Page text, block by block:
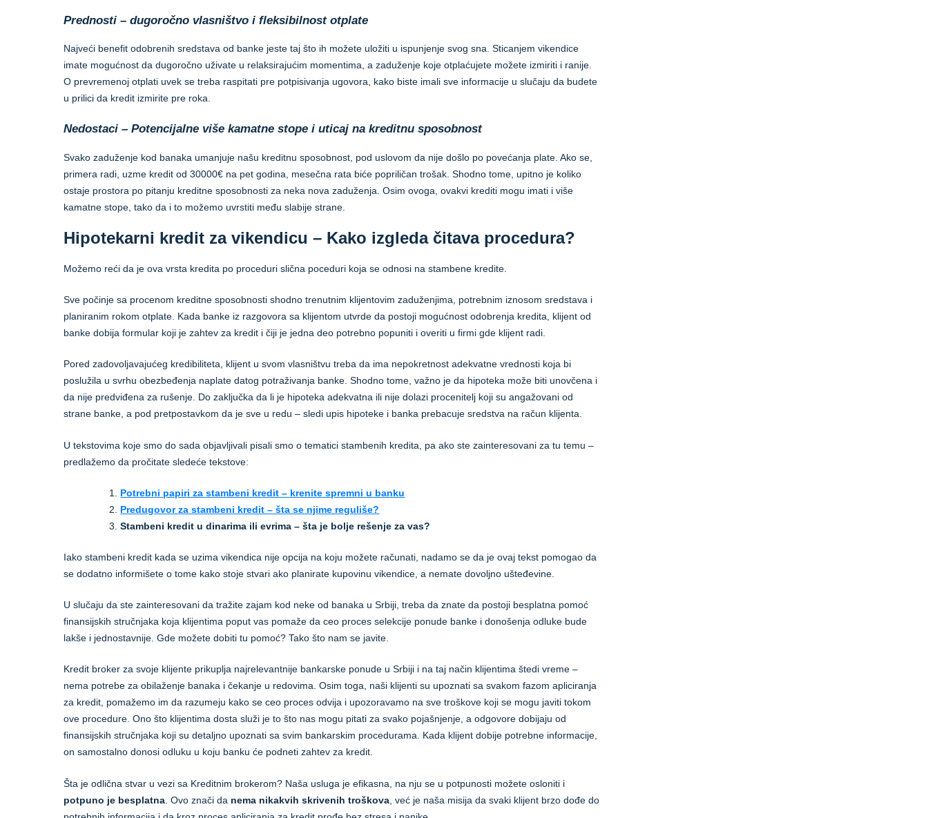
Prednosti – dugoročno vlasništvo i fleksibilnost otplate
Najveći benefit odobrenih sredstava od banke jeste taj što ih možete uložiti u ispunjenje svog sna. Sticanjem vikendice
imate mogućnost da dugoročno uživate u relaksirajućim momentima, a zaduženje koje otplaćujete možete izmiriti i ranije.
O prevremenoj otplati uvek se treba raspitati pre potpisivanja ugovora, kako biste imali sve informacije u slučaju da budete
u prilici da kredit izmirite pre roka.
Nedostaci – Potencijalne više kamatne stope i uticaj na kreditnu sposobnost
Svako zaduženje kod banaka umanjuje našu kreditnu sposobnost, pod uslovom da nije došlo po povećanja plate. Ako se,
primera radi, uzme kredit od 30000€ na pet godina, mesečna rata biće popriličan trošak. Shodno tome, upitno je koliko
ostaje prostora po pitanju kreditne sposobnosti za neka nova zaduženja. Osim ovoga, ovakvi krediti mogu imati i više
kamatne stope, tako da i to možemo uvrstiti među slabije strane.
Hipotekarni kredit za vikendicu – Kako izgleda čitava procedura?
Možemo reći da je ova vrsta kredita po proceduri slična poceduri koja se odnosi na stambene kredite.
Sve počinje sa procenom kreditne sposobnosti shodno trenutnim klijentovim zaduženjima, potrebnim iznosom sredstava i
planiranim rokom otplate. Kada banke iz razgovora sa klijentom utvrde da postoji mogućnost odobrenja kredita, klijent od
banke dobija formular koji je zahtev za kredit i čiji je jedna deo potrebno popuniti i overiti u firmi gde klijent radi.
Pored zadovoljavajućeg kredibiliteta, klijent u svom vlasništvu treba da ima nepokretnost adekvatne vrednosti koja bi
poslužila u svrhu obezbeđenja naplate datog potraživanja banke. Shodno tome, važno je da hipoteka može biti unovčena i
da nije predviđena za rušenje. Do zaključka da li je hipoteka adekvatna ili nije dolazi procenitelj koji su angažovani od
strane banke, a pod pretpostavkom da je sve u redu – sledi upis hipoteke i banka prebacuje sredstva na račun klijenta.
U tekstovima koje smo do sada objavljivali pisali smo o tematici stambenih kredita, pa ako ste zainteresovani za tu temu –
predlažemo da pročitate sledeće tekstove:
Potrebni papiri za stambeni kredit – krenite spremni u banku
Predugovor za stambeni kredit – šta se njime reguliše?
Stambeni kredit u dinarima ili evrima – šta je bolje rešenje za vas?
Iako stambeni kredit kada se uzima vikendica nije opcija na koju možete računati, nadamo se da je ovaj tekst pomogao da
se dodatno informišete o tome kako stoje stvari ako planirate kupovinu vikendice, a nemate dovoljno ušteđevine.
U slučaju da ste zainteresovani da tražite zajam kod neke od banaka u Srbiji, treba da znate da postoji besplatna pomoć
finansijskih stručnjaka koja klijentima poput vas pomaže da ceo proces selekcije ponude banke i donošenja odluke bude
lakše i jednostavnije. Gde možete dobiti tu pomoć? Tako što nam se javite.
Kredit broker za svoje klijente prikuplja najrelevantnije bankarske ponude u Srbiji i na taj način klijentima štedi vreme –
nema potrebe za obilaženje banaka i čekanje u redovima. Osim toga, naši klijenti su upoznati sa svakom fazom apliciranja
za kredit, pomažemo im da razumeju kako se ceo proces odvija i upozoravamo na sve troškove koji se mogu javiti tokom
ove procedure. Ono što klijentima dosta služi je to što nas mogu pitati za svako pojašnjenje, a odgovore dobijaju od
finansijskih stručnjaka koji su detaljno upoznati sa svim bankarskim procedurama. Kada klijent dobije potrebne informacije,
on samostalno donosi odluku u koju banku će podneti zahtev za kredit.
Šta je odlična stvar u vezi sa Kreditnim brokerom? Naša usluga je efikasna, na nju se u potpunosti možete osloniti i
potpuno je besplatna . Ovo znači da nema nikakvih skrivenih troškova , već je naša misija da svaki klijent brzo dođe do